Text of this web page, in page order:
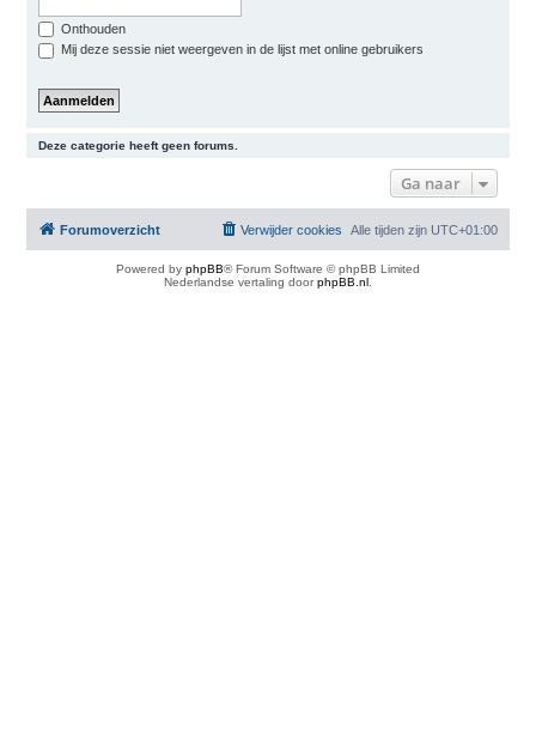
Onthouden
Mij deze sessie niet weergeven in de lijst met online gebruikers
Deze categorie heeft geen forums.
Ga naar
Forumoverzicht Alle tijden zijn UTC+01:00
Verwijder cookies
Powered by phpBB® Forum Software © phpBB Limited
Nederlandse vertaling doorphpBB.nl